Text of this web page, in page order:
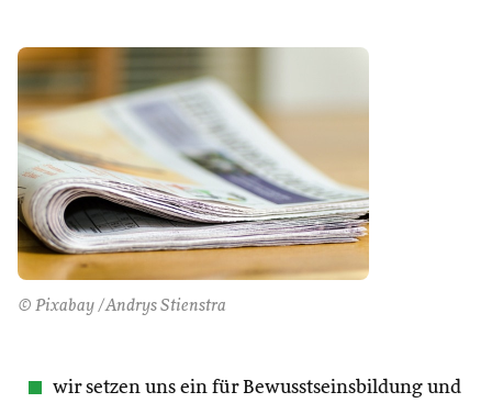
© Pixabay /Andrys Stienstra
wir setzen uns ein für Bewusstseinsbildung und